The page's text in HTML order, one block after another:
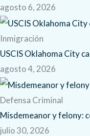
agosto 6, 2026
Inmigración
USCIS Oklahoma City
agosto 4, 2026
Defensa Criminal
Misdemeanor y felony:
julio 30, 2026